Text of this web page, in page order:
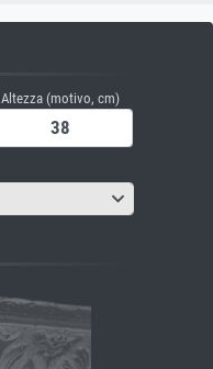
Altezza (motivo, cm)